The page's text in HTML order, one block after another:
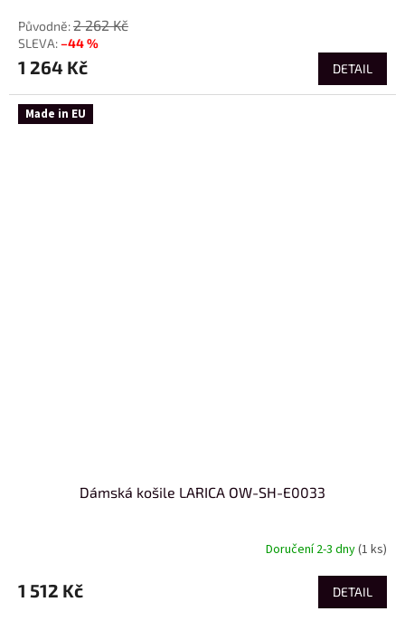
2 262 Kč
–44 %
1 264 Kč DETAIL
Made in EU
Dámská košile LARICA OW-SH-E0033
Doručení 2-3 dny(1 ks)
1 512 Kč DETAIL